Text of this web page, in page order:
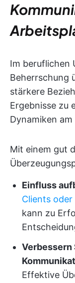
Im beruflichen
Beherrschung
stärkere
Ergebnisse zu
Dynamiken
Mit einem gut
Einfluss
Clients
kann zu
Verbessern
Effektive